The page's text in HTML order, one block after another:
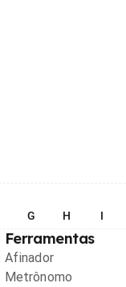
G H I
Ferramentas
Afinador
Metrônomo